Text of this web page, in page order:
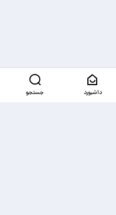
داشبورد جستجو